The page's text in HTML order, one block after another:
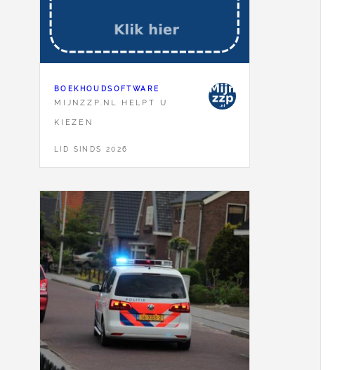
BOEKHOUDSOFTWARE
MIJNZZP.NL HELPT U
KIEZEN
LID SINDS 2026